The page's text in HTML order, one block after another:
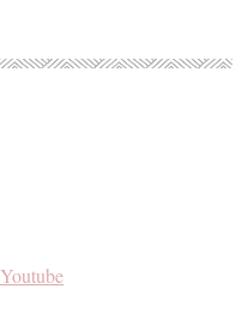
Youtube